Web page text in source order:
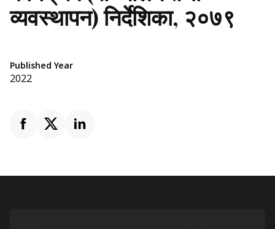
व्यवस्थापन) निर्देशिका, २०७९
Published Year
2022